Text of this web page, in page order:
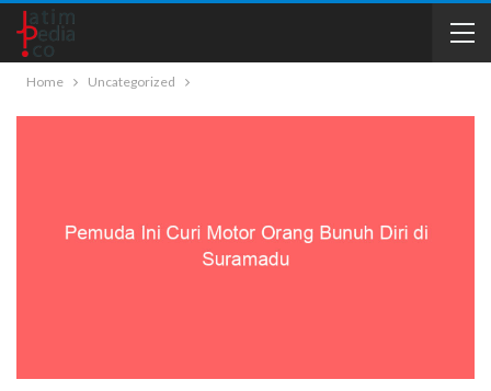
Home Uncategorized